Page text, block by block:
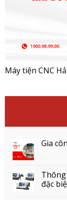
Máy tiện CNC
Gia
Thông
đặc